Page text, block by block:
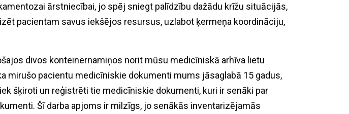
ārstniecībai, jo spēj sniegt palīdzību dažādu krīžu situācijās,
pacientam savus iekšējos resursus, uzlabot ķermeņa koordināciju,
divos konteinernamiņos norit mūsu medicīniskā arhīva lietu
mirušo pacientu medicīniskie dokumenti mums jāsaglabā 15 gadus,
šķiroti un reģistrēti tie medicīniskie dokumenti, kuri ir senāki par
Šī darba apjoms ir milzīgs, jo senākās inventarizējamās